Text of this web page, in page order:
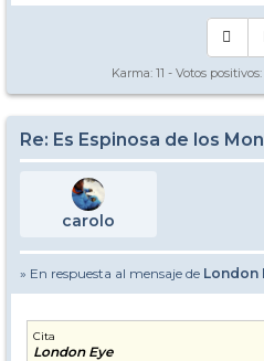
Karma: 11 - Votos positivos:
Re: Es Espinosa de los
carolo
» En respuesta al mensaje de London
Cita
London Eye